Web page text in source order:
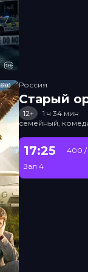
Россия
Старый
12+
1 ч 34 мин
семейный,
17:25
Зал 4
400 /